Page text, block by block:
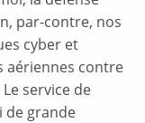
par-contre, nos
cyber et
aériennes contre
service de
de grande